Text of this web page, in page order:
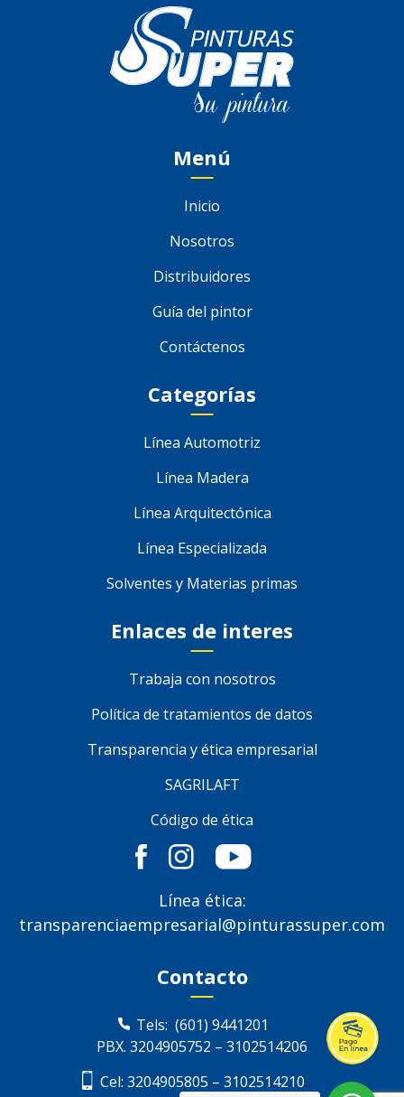
Menú
Inicio
Nosotros
Distribuidores
Guía del pintor
Contáctenos
Categorías
Línea Automotriz
Línea Madera
Línea Arquitectónica
Línea Especializada
Solventes y Materias primas
Enlaces de interes
Trabaja con nosotros
Política de tratamientos de datos
Transparencia y ética empresarial
SAGRILAFT
Código de ética
Línea ética:
transparenciaempresarial@pinturassuper.com
Contacto
Tels: (601) 9441201
PBX. 3204905752 – 3102514206
Cel: 3204905805 – 3102514210